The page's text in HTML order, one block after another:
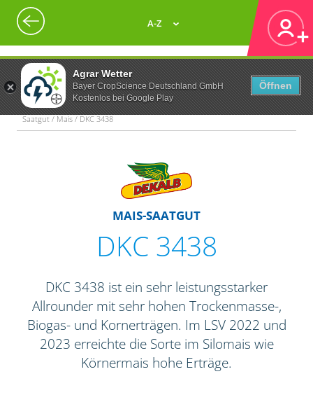
Agrar Wetter
Bayer CropScience Deutschland GmbH
Kostenlos bei Google Play
Öffnen
A-Z
Saatgut / Mais / DKC 3438
MAIS-SAATGUT
DKC 3438
DKC 3438 ist ein sehr leistungsstarker
Allrounder mit sehr hohen Trockenmasse-,
Biogas- und Kornerträgen. Im LSV 2022 und
2023 erreichte die Sorte im Silomais wie
Körnermais hohe Erträge.